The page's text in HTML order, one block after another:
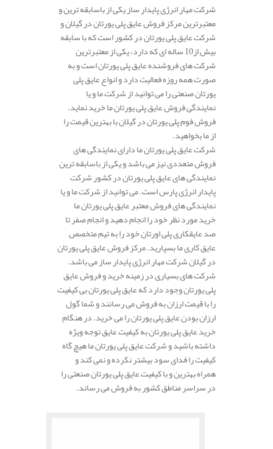
شرکت مهار انرژی پایدار ساز یکی از باسابقه ترین و
معتبرترین مرکز فروش عایق پلی یورتان در گیلان و
شرکت عایق پلی یورتان در کشور است که با سابقه
بیش از10 ساله ای که دارد، یکی از معتبرترین
شرکت های فروشنده عایق پلی یورتان است و به
صورت همه روزه فعالیت دارد و انواع عایق پلی
یورتان صنعتی را می توانید از شرکت ما و یا
نمایندگی فروش عایق پلی یورتان ما خرید نماید.
فروش فوم پلی یورتان در گیلان با بهترین قیمت را
از ما بخواهید.
شرکت عایق پلی یورتان ما دارای نمایندگی های
فروش متعددی نیز می باشد و یکی از باسابقه ترین
نمایندگی های عایق پلی یورتان در کشور شرکت
پایدار انرژی پارس است. می توانید از شرکت ما و یا
نمایندگی های فروش معتبر عایق پلی یورتان ما
خرید مورد نظر خود را انجام دهید و انجام صفر تا
صد عایقکاری پلی اورتان خود را به تیم متخصص
عایق کاری ما بسپارید. مرکز فروش عایق پلی یورتان
در گیلان شرکت مهار انرژی پایدار ساز می باشد.
شرکت های بسیاری در زمینه خرید و فروش عایق
پلی یورتان وجود دارد که عایق پلی یورتان بی کیفیت
را با قیمت ارزان به فروش می رسانند و شما گول
ارزان بودن عایق پلی یورتان را می خرید. در هنگام
خرید عایق پلی یورتان به کیفیت عایق توجه ویژه
داشته باشید و شرکت عایق پلی یورتان ما هیچ گاه
کیفیت را فدای سود بیشتر نکرده و نمی کند و
همراه بهترین و با کیفیت عایق پلی یورتان صنعتی را
در سراسر مناطق کشور به فروش می رساند.